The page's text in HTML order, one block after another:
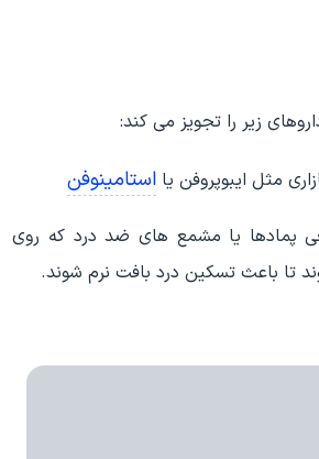
زیر را تجویز می کند:
مثل ایبوپروفن یااستامینوفن
پمادها یا مشمع های ضد درد که روی
تا باعث تسکین درد بافت نرم شوند.